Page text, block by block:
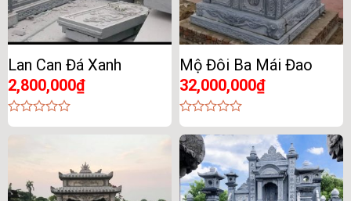
Lan Can Đá Xanh
2,800,000₫
0
Mộ Đôi Ba Mái Đao
32,000,000₫
0
out
of